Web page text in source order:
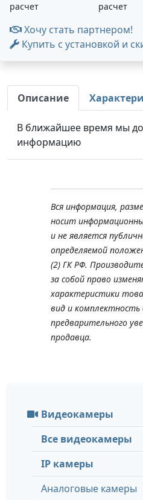
расчет
расчет
Хочу стать партнером!
Купить с установкой и
Описание
В ближайшее время мы
информацию
Вся информация,
носит
и не является
определяемой
(2) ГК РФ.
за собой право
характеристики
вид и комплектность
предварительного
продавца.
Видеокамеры
Все видеокамеры
IP камеры
Аналоговые камеры